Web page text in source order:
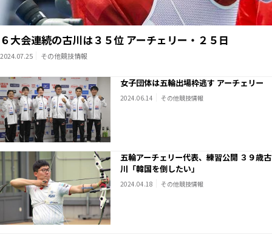
６大会連続の古川は３５位 アーチェリー・２５日
2024.07.25 その他競技情報
女子団体は五輪出場枠逃す アーチェリー
2024.06.14 その他競技情報
五輪アーチェリー代表、練習公開 ３９歳古
川「韓国を倒したい」
2024.04.18 その他競技情報